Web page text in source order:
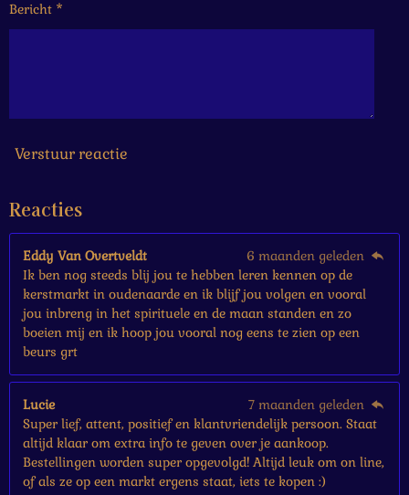
6
r
r
Bericht *
Verstuur reactie
Reacties
Eddy Van Overtveldt
6 maanden geleden
Ik ben nog steeds blij jou te hebben leren kennen op de
kerstmarkt in oudenaarde en ik blijf jou volgen en vooral
jou inbreng in het spirituele en de maan standen en zo
boeien mij en ik hoop jou vooral nog eens te zien op een
beurs grt
Lucie
7 maanden geleden
Super lief, attent, positief en klantvriendelijk persoon. Staat
altijd klaar om extra info te geven over je aankoop.
Bestellingen worden super opgevolgd! Altijd leuk om on line,
of als ze op een markt ergens staat, iets te kopen :)